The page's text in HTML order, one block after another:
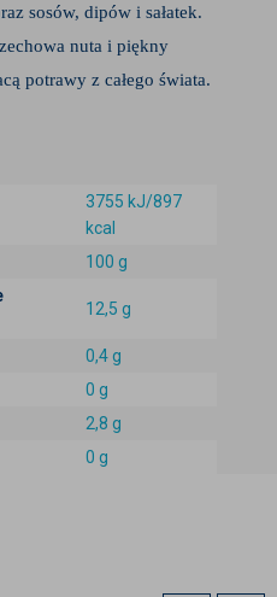
sosów, dipów i sałatek.
nuta i piękny
potrawy z całego świata.
3755 kJ/897
kcal
100 g
12,5 g
0,4 g
0 g
2,8 g
0 g